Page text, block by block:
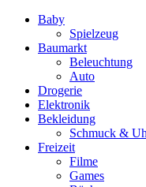
Baby
Spielzeug
Baumarkt
Beleuchtung
Auto
Drogerie
Elektronik
Bekleidung
Schmuck &
Freizeit
Filme
Games